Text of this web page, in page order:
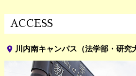
ACCESS
place 川内南キャンパス（法学部・研究